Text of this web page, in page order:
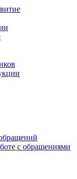
с обращениями